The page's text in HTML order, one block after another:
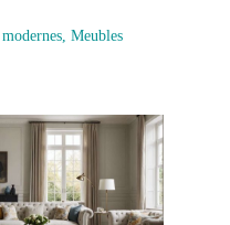
, Meubles